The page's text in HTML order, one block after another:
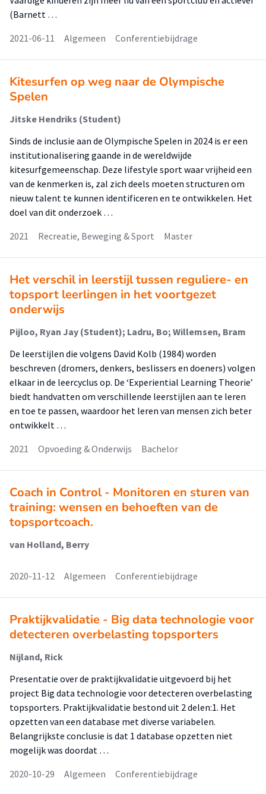
(Barnett …
2021-06-11
Algemeen Conferentiebijdrage
Kitesurfen op weg naar de Olympische
Spelen
Jitske Hendriks (Student)
Sinds de inclusie aan de Olympische Spelen in 2024 is er een
institutionalisering gaande in de wereldwijde
kitesurfgemeenschap. Deze lifestyle sport waar vrijheid een
van de kenmerken is, zal zich deels moeten structuren om
nieuw talent te kunnen identificeren en te ontwikkelen. Het
doel van dit onderzoek …
2021
Recreatie, Beweging & Sport Master
Het verschil in leerstijl tussen reguliere- en
topsport leerlingen in het voortgezet
onderwijs
Pijloo, Ryan Jay (Student); Ladru, Bo; Willemsen, Bram
De leerstijlen die volgens David Kolb (1984) worden
beschreven (dromers, denkers, beslissers en doeners) volgen
elkaar in de leercyclus op. De ‘Experiential Learning Theorie’
biedt handvatten om verschillende leerstijlen aan te leren
en toe te passen, waardoor het leren van mensen zich beter
ontwikkelt …
2021
Opvoeding & Onderwijs Bachelor
Coach in Control - Monitoren en sturen van
training: wensen en behoeften van de
topsportcoach.
van Holland, Berry
2020-11-12 Algemeen Conferentiebijdrage
Praktijkvalidatie - Big data technologie voor
detecteren overbelasting topsporters
Nijland, Rick
Presentatie over de praktijkvalidatie uitgevoerd bij het
project Big data technologie voor detecteren overbelasting
topsporters. Praktijkvalidatie bestond uit 2 delen:1. Het
opzetten van een database met diverse variabelen.
Belangrijkste conclusie is dat 1 database opzetten niet
mogelijk was doordat …
2020-10-29
Algemeen Conferentiebijdrage